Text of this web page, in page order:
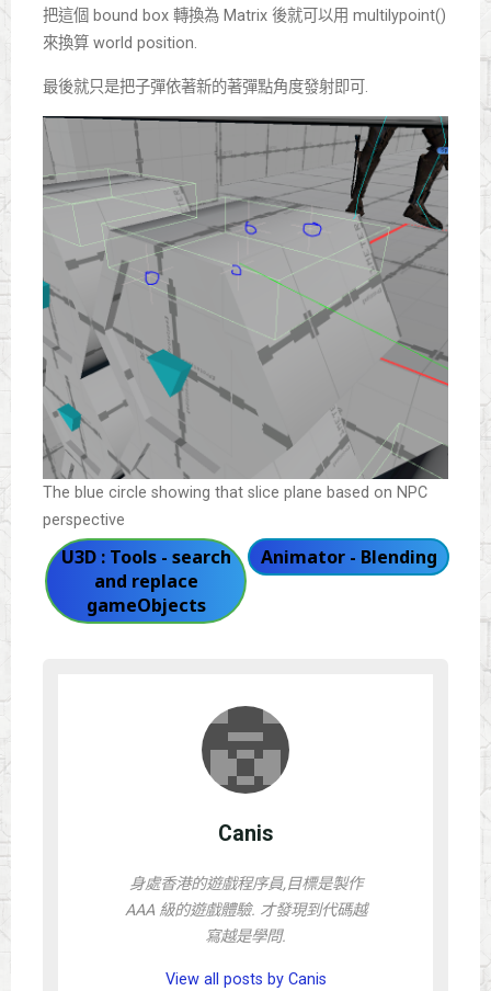
把這個 bound box 轉換為 Matrix 後就可以用 multilypoint()
來換算 world position.
最後就只是把子彈依著新的著彈點角度發射即可.
The blue circle showing that slice plane based on NPC
perspective
U3D : Tools - search
and replace
gameObjects
Animator - Blending
Canis
身處香港的遊戲程序員,目標是製作
AAA 級的遊戲體驗. 才發現到代碼越
寫越是學問.
View all posts by Canis